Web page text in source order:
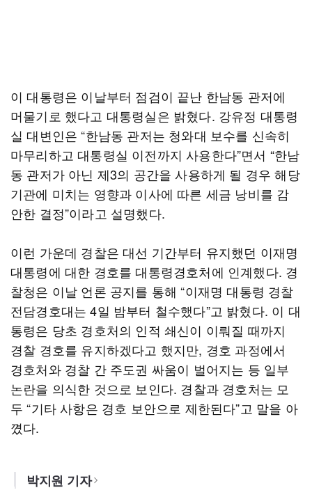
이 대통령은 이날부터 점검이 끝난 한남동 관저에
머물기로 했다고 대통령실은 밝혔다. 강유정 대통령
실 대변인은 “한남동 관저는 청와대 보수를 신속히
마무리하고 대통령실 이전까지 사용한다”면서 “한남
동 관저가 아닌 제3의 공간을 사용하게 될 경우 해당
기관에 미치는 영향과 이사에 따른 세금 낭비를 감
안한 결정”이라고 설명했다.
이런 가운데 경찰은 대선 기간부터 유지했던 이재명
대통령에 대한 경호를 대통령경호처에 인계했다. 경
찰청은 이날 언론 공지를 통해 “이재명 대통령 경찰
전담경호대는 4일 밤부터 철수했다”고 밝혔다. 이 대
통령은 당초 경호처의 인적 쇄신이 이뤄질 때까지
경찰 경호를 유지하겠다고 했지만, 경호 과정에서
경호처와 경찰 간 주도권 싸움이 벌어지는 등 일부
논란을 의식한 것으로 보인다. 경찰과 경호처는 모
두 “기타 사항은 경호 보안으로 제한된다”고 말을 아
꼈다.
박지원 기자